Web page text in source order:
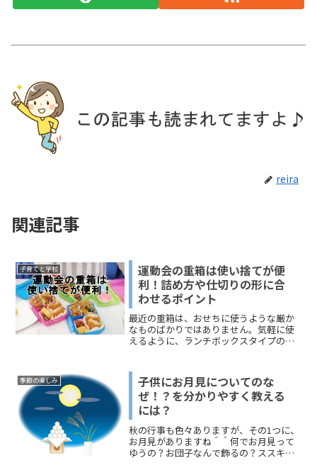
reira
関連記事
子育てと学校
運動会の重箱は使い捨てが便
利！詰め方や仕切りの形に合
わせるポイント
最近の重箱は、おせちに使うような厳か
なものばかりではありません。気軽に使
えるように、ランチボックスタイプの重
したいもの。いっしょに、重箱の詰め方
や三段の詰め方などもお伝えします。ど
うぞ、ご覧ください。
季節の楽しみ
子供にお月見についてのな
ぜ！？を分かりやすく教える
には？
秋の行事も色々ありますが、その1つに、
お月見がありますね＾＾何でお月見って
ゆうの？お団子なんで飾るの？ススキは